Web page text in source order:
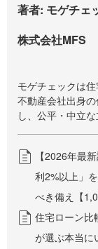
著者: モゲチェ
株式会社MFS
モゲチェックは
不動産会社出身
し、公平・中立
【2026年最
利2%以上」
べき備え【
住宅ローン比
が選ぶ本当に